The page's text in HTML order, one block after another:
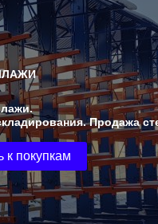
Продажа
к покупкам